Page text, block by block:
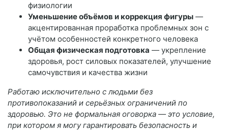
физиологии
Уменьшение объёмов и коррекция фигуры —
акцентированная проработка проблемных зон с
учётом особенностей конкретного человека
Общая физическая подготовка — укрепление
здоровья, рост силовых показателей, улучшение
самочувствия и качества жизни
Работаю исключительно с людьми без
противопоказаний и серьёзных ограничений по
здоровью. Это не формальная оговорка — это условие,
при котором я могу гарантировать безопасность и